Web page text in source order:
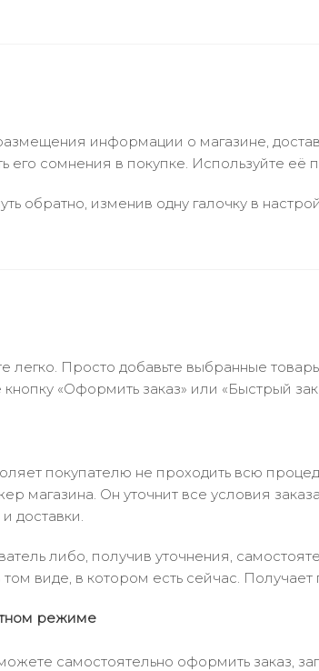
информации о магазине,
его сомнения в покупке. Используйте её
обратно, изменив одну галочку в
легко. Просто добавьте выбранные
«Оформить заказ» или «Быстрый
покупателю не проходить всю
магазина. Он уточнит все условия
доставки.
либо, получив уточнения,
виде, в котором есть сейчас.
режиме
самостоятельно оформить заказ,